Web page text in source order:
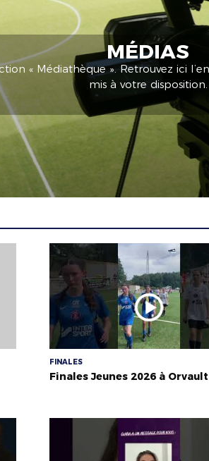
MÉDIAS
« Médiathèque ». Retrouvez ici
mis à votre disposition.
FINALES
Finales Jeunes 2026 à Orvault